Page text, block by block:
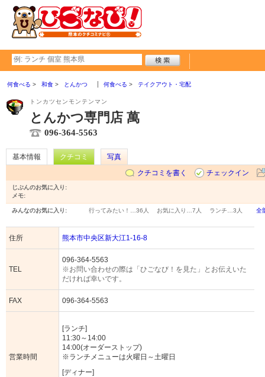
何食べる 和食 とんかつ 何食べる テイクアウト・宅配
トンカツセンモンテンマン
とんかつ専門店 萬
096-364-5563
基本情報 クチコミ
写真
クチコミを書く
チェックイン
じぶんのお気に入り:
メモ:
みんなのお気に入り: 行ってみたい！… 36人 お気に入り… 7人 ランチ… 3人 全
住所 熊本市中央区新大江1-16-8
TEL
096-364-5563
※お問い合わせの際は「ひごなび！を見た」とお伝えいた
だければ幸いです。
FAX 096-364-5563
営業時間
[ランチ]
11:30～14:00
14:00(オーダーストップ)
※ランチメニューは火曜日～土曜日
[ディナー]